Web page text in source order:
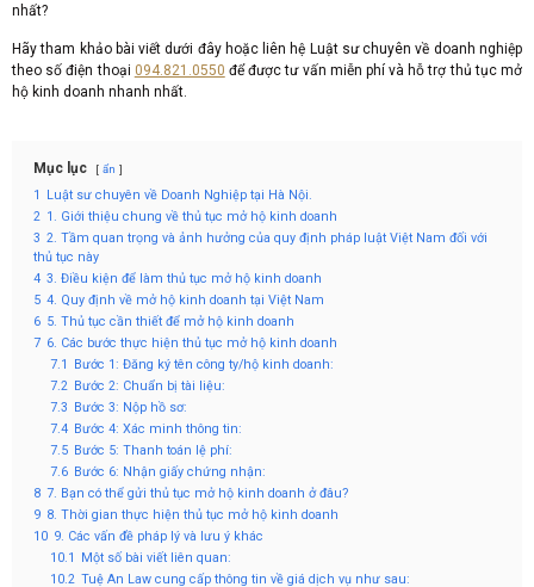
nhất?
Hãy tham khảo bài viết dưới đây hoặc liên hệ Luật sư chuyên về doanh nghiệp
theo số điện thoại 094.821.0550 để được tư vấn miễn phí và hỗ trợ thủ tục mở
hộ kinh doanh nhanh nhất.
Mục lục ẩn
1
Luật sư chuyên về Doanh Nghiệp tại Hà Nội.
2 1. Giới thiệu chung về thủ tục mở hộ kinh doanh
3 2. Tầm quan trọng và ảnh hưởng của quy định pháp luật Việt Nam đối với
thủ tục này
4 3. Điều kiện để làm thủ tục mở hộ kinh doanh
5 4. Quy định về mở hộ kinh doanh tại Việt Nam
6 5. Thủ tục cần thiết để mở hộ kinh doanh
7 6. Các bước thực hiện thủ tục mở hộ kinh doanh
7.1
Bước 1: Đăng ký tên công ty/hộ kinh doanh:
7.2 Bước 2: Chuẩn bị tài liệu:
7.3
Bước 3: Nộp hồ sơ:
7.4 Bước 4: Xác minh thông tin:
7.5 Bước 5: Thanh toán lệ phí:
7.6 Bước 6: Nhận giấy chứng nhận:
8 7. Bạn có thể gửi thủ tục mở hộ kinh doanh ở đâu?
9 8. Thời gian thực hiện thủ tục mở hộ kinh doanh
10 9. Các vấn đề pháp lý và lưu ý khác
10.1
Một số bài viết liên quan:
10.2 Tuệ An Law cung cấp thông tin về giá dịch vụ như sau: